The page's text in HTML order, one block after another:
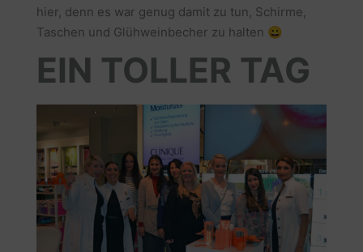
hier, denn es war genug damit zu tun, Schirme,
Taschen und Glühweinbecher zu halten 😀
EIN TOLLER TAG